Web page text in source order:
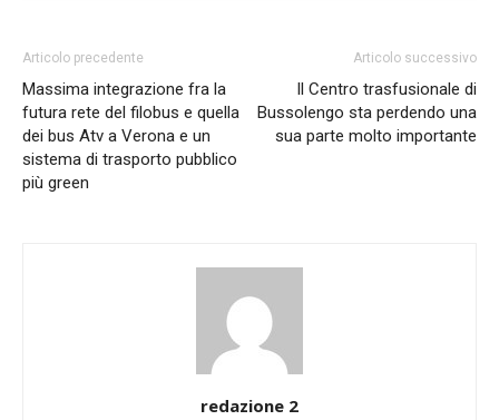
Articolo precedente
Massima integrazione fra la
futura rete del filobus e quella
dei bus Atv a Verona e un
sistema di trasporto pubblico
più green
Articolo successivo
Il Centro trasfusionale di
Bussolengo sta perdendo una
sua parte molto importante
redazione 2